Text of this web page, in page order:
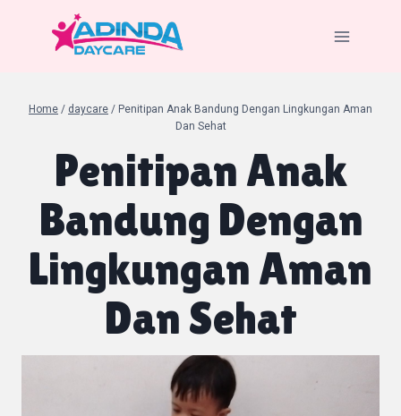
Home / daycare / Penitipan Anak Bandung Dengan Lingkungan Aman
Dan Sehat
Penitipan Anak
Bandung Dengan
Lingkungan Aman
Dan Sehat